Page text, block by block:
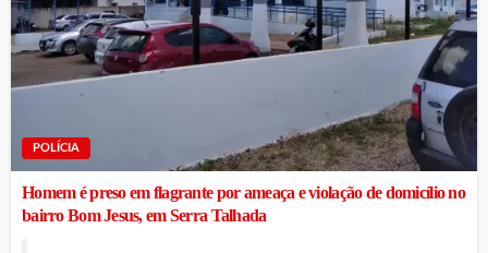
POLÍCIA
Homem é preso em flagrante por ameaça e violação de domicílio no
bairro Bom Jesus, em Serra Talhada